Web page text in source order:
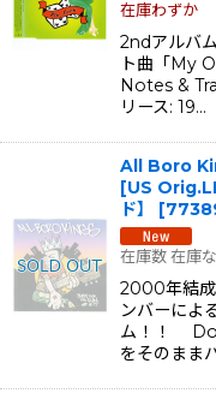
在庫わずか
2ndアルバ
ト曲「My
Notes &
リース: 19…
All Boro
[US
ド】
[
在庫数 在庫
2000年結
ンバーによ
ム！！
をそのまま